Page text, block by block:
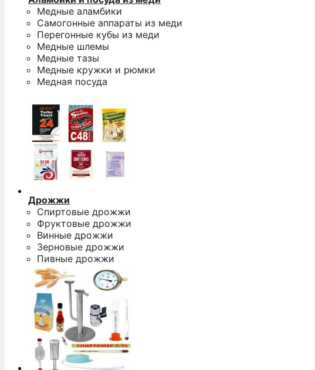
Медные аламбики
Самогонные аппараты из меди
Перегонные кубы из меди
Медные шлемы
Медные тазы
Медные кружки и рюмки
Медная посуда
Дрожжи
Спиртовые дрожжи
Фруктовые дрожжи
Винные дрожжи
Зерновые дрожжи
Пивные дрожжи